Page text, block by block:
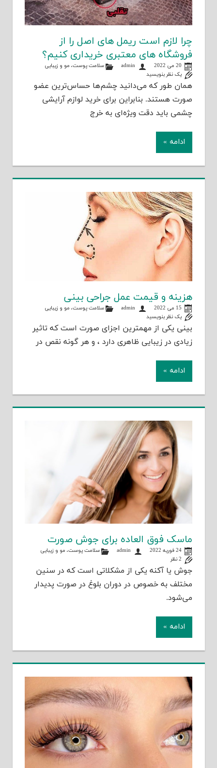
چرا لازم است ریمل های اصل را از
فروشگاه های معتبری خریداری کنیم؟
20 می 2022 admin
سلامت پوست، مو و زیبایی
یک نظر بنویسید
همان طور که می‌دانید چشم‌ها حساس‌ترین عضو
صورت هستند. بنابراین برای خرید لوازم آرایشی
چشمی باید دقت ویژه‌ای به خرج
ادامه »
هزینه و قیمت عمل جراحی بینی
15 می 2022 admin
سلامت پوست، مو و زیبایی
یک نظر بنویسید
بینی یکی از مهمترین اجزای صورت است که تاثیر
زیادی در زیبایی ظاهری دارد ، و هر گونه نقص در
ادامه »
ماسک فوق العاده برای جوش صورت
24 فوریه 2022 admin
سلامت پوست، مو و زیبایی
2 نظر
جوش یا آکنه یکی از مشکلاتی است که در سنین
مختلف به‌ خصوص در دوران بلوغ در صورت پدیدار
می‌شود.
ادامه »